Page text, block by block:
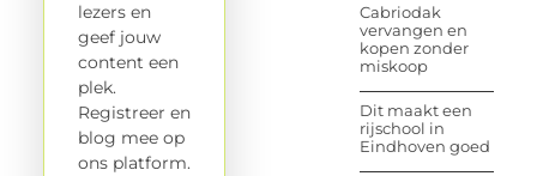
Cabriodak
vervangen en
kopen zonder
miskoop
Dit maakt een
rijschool in
Eindhoven goed
lezers en
geef jouw
content een
plek.
Registreer en
blog mee op
ons platform.